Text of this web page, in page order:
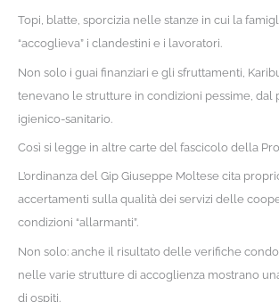
Topi, blatte, sporcizia nelle stanze in cui la
“accoglieva” i clandestini e i lavoratori.
Non solo i guai finanziari e gli sfruttamenti,
tenevano le strutture in condizioni pessime, dal
igienico-sanitario.
Così si legge in altre carte del fascicolo della
L’ordinanza del Gip Giuseppe Moltese cita
accertamenti sulla qualità dei servizi delle
condizioni “allarmanti”.
Non solo: anche il risultato delle verifiche
nelle varie strutture di accoglienza mostrano
di ospiti.